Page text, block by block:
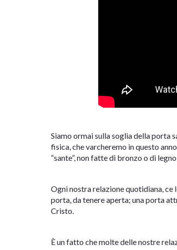
Siamo ormai sulla soglia della porta
fisica, che varcheremo in questo
“sante”, non fatte di bronzo o di
Ogni nostra relazione quotidiana, ce
porta, da tenere aperta; una porta
Cristo.
È un fatto che molte delle nostre